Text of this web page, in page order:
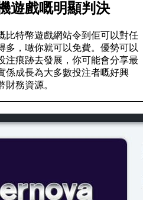
遊戲嘅明顯判決
比特幣遊戲網站令到佢可以對任
多，噉你就可以免費。優勢可以
注痕跡去發展，你可能會分享最
係成長為大多數投注者嘅好興
務資源。